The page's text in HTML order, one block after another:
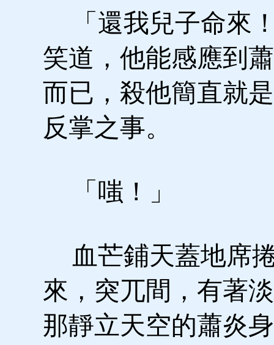
「還我兒子命來
笑道，他能感應到
而已，殺他簡直就
反掌之事。
「嗤！」
血芒鋪天蓋地席
來，突兀間，有著
那靜立天空的蕭炎